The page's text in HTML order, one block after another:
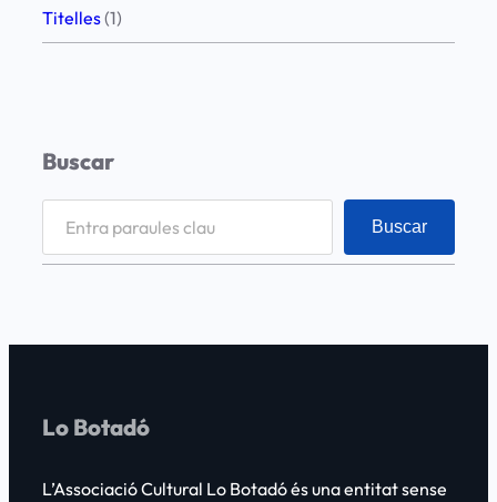
Titelles(1)
Buscar
Buscar
Lo Botadó
L’Associació Cultural Lo Botadóés una entitat sense